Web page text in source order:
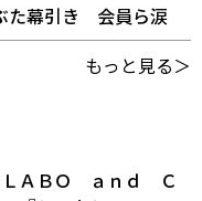
た幕引き 会員ら涙
もっと見る＞
ＬＡＢＯ ａｎｄ Ｃ